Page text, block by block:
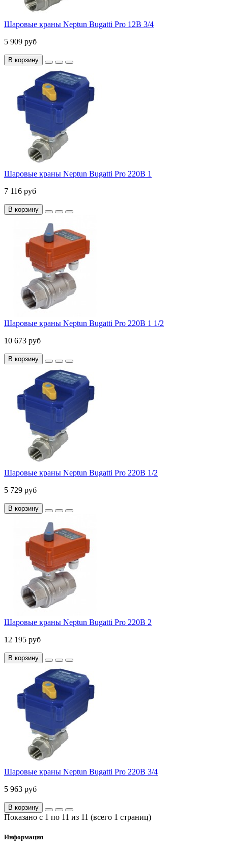
Шаровые краны Neptun Bugatti Pro 12В 3/4
5 909 руб
В корзину
Шаровые краны Neptun Bugatti Pro 220В 1
7 116 руб
В корзину
Шаровые краны Neptun Bugatti Pro 220В 1 1/2
10 673 руб
В корзину
Шаровые краны Neptun Bugatti Pro 220В 1/2
5 729 руб
В корзину
Шаровые краны Neptun Bugatti Pro 220В 2
12 195 руб
В корзину
Шаровые краны Neptun Bugatti Pro 220В 3/4
5 963 руб
В корзину
Показано с 1 по 11 из 11 (всего 1 страниц)
Информация